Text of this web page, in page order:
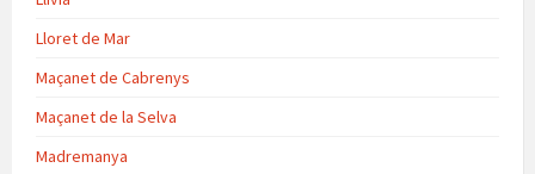
Lloret de Mar
Maçanet de Cabrenys
Maçanet de la Selva
Madremanya